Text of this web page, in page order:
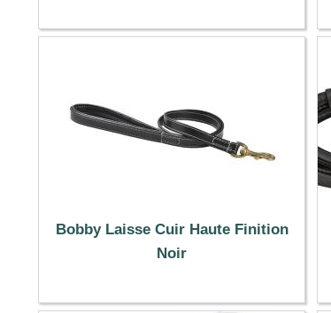
6.89 €
Bobby Laisse Cuir Haute Finition
Noir
18.99 €